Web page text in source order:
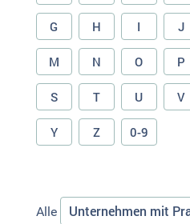
G H I J
M N O P
S T U V
Y Z 0-9
Alle Unternehmen mit